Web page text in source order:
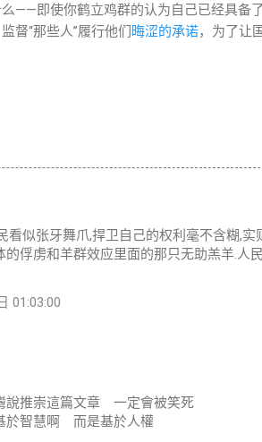
——即使你鹤立鸡群的认为自己已经具备
督“那些人”履行他们 晦涩的承诺，为了让
看似张牙舞爪,捍卫自己的权利毫不含糊,
的俘虏和羊群效应里面的那只无助羔羊.人
01:03:00
說推崇這篇文章 一定會被笑死
於智慧啊 而是基於人權